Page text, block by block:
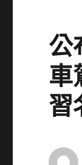
公
車
習